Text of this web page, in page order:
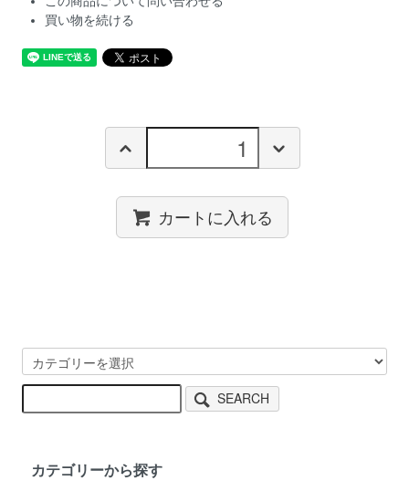
買い物を続ける
カートに入れる
SEARCH
カテゴリーから探す